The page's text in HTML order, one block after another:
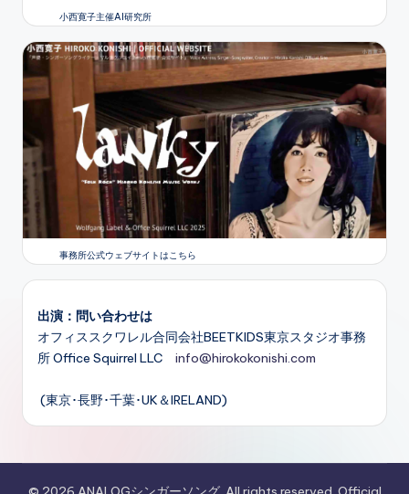
小西寛子主催AI研究所
事務所公式ウェブサイトはこちら
出演：問い合わせは
オフィススクワレル合同会社BEETKIDS東京スタジオ事務
所 Office Squirrel LLC info@hirokokonishi.com
(東京･長野･千葉･UK＆IRELAND)